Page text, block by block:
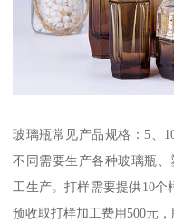
玻璃瓶常见产品规格：5、
不同需要生产各种玻璃瓶
工生产。打样需要提供10个
预收取打样加工费用500元